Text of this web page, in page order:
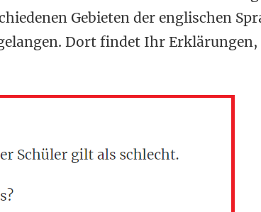
Gebieten der englischen
Dort findet Ihr Erklärungen,